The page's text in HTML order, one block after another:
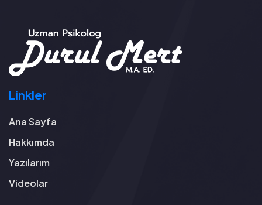
Linkler
Ana Sayfa
Hakkımda
Yazılarım
Videolar